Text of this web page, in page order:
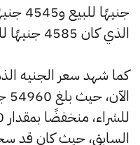
الذي كان 4585 جنيهًا للبيع و4550 جنيهًا للشراء.
كما شهد سعر الجنيه